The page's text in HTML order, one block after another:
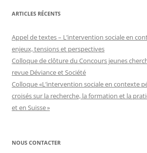
ARTICLES RÉCENTS
Appel de textes – L’intervention sociale en
enjeux, tensions et perspectives
Colloque de clôture du Concours jeunes
revue Déviance et Société
Colloque «L’intervention sociale en contexte
croisés sur la recherche, la formation et la
et en Suisse »
NOUS CONTACTER